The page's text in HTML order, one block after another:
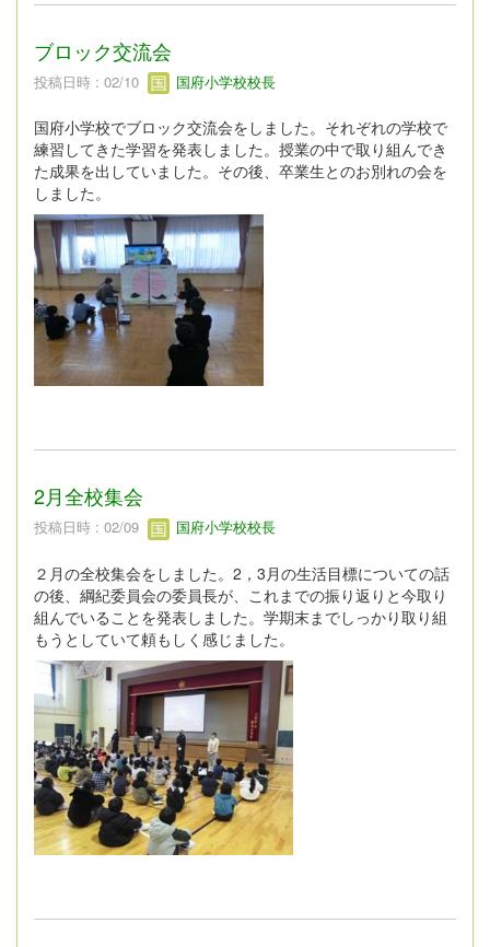
ブロック交流会
投稿日時 : 02/10 国府小学校校長
国府小学校でブロック交流会をしました。それぞれの学校で
練習してきた学習を発表しました。授業の中で取り組んでき
た成果を出していました。その後、卒業生とのお別れの会を
しました。
2月全校集会
投稿日時 : 02/09 国府小学校校長
２月の全校集会をしました。2，3月の生活目標についての話
の後、綱紀委員会の委員長が、これまでの振り返りと今取り
組んでいることを発表しました。学期末までしっかり取り組
もうとしていて頼もしく感じました。